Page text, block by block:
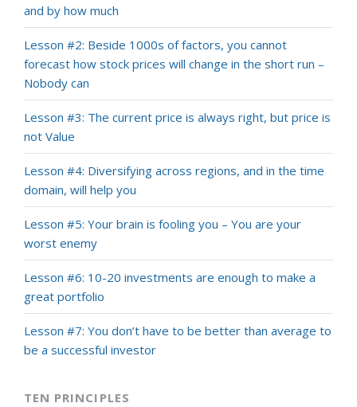
and by how much
Lesson #2: Beside 1000s of factors, you cannot
forecast how stock prices will change in the short run –
Nobody can
Lesson #3: The current price is always right, but price is
not Value
Lesson #4: Diversifying across regions, and in the time
domain, will help you
Lesson #5: Your brain is fooling you – You are your
worst enemy
Lesson #6: 10-20 investments are enough to make a
great portfolio
Lesson #7: You don’t have to be better than average to
be a successful investor
TEN PRINCIPLES